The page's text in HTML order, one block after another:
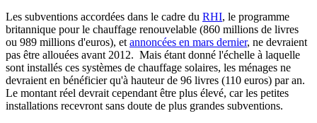
Les subventions accordées dans le cadre du RHI, le programme
britannique pour le chauffage renouvelable (860 millions de livres
ou 989 millions d'euros), et annoncées en mars dernier, ne devraient
pas être allouées avant 2012. Mais étant donné l'échelle à laquelle
sont installés ces systèmes de chauffage solaires, les ménages ne
devraient en bénéficier qu'à hauteur de 96 livres (110 euros) par an.
Le montant réel devrait cependant être plus élevé, car les petites
installations recevront sans doute de plus grandes subventions.